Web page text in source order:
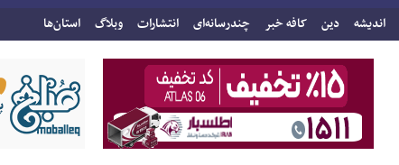
اندیشه دین کافه خبر چندرسانه‌ای انتشارات وبلاگ استان‌ها